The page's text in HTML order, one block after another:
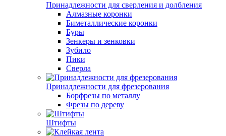
Принадлежности для сверления и долбления
Алмазные коронки
Биметаллические коронки
Буры
Зенкеры и зенковки
Зубило
Пики
Сверла
Принадлежности для фрезерования
Борфрезы по металлу
Фрезы по дереву
Штифты